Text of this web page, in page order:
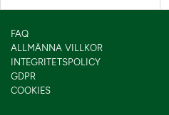
FAQ
ALLMÄNNA VILLKOR
INTEGRITETSPOLICY
GDPR
COOKIES